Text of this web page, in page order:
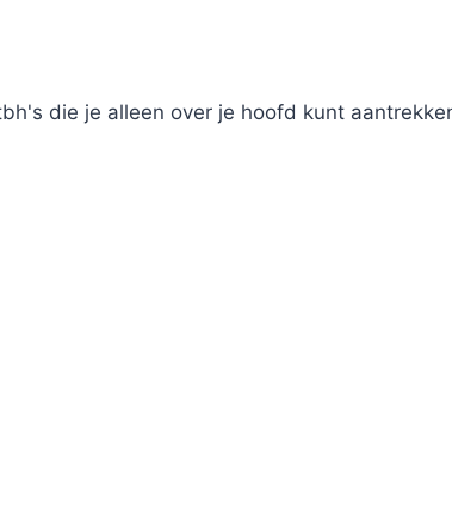
die je alleen over je hoofd kunt